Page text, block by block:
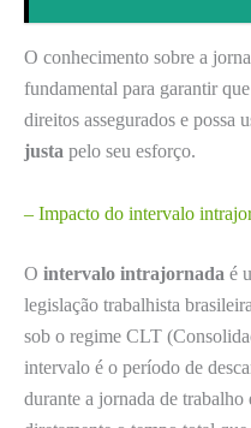
O conhecimento sobre a
fundamental para garantir
direitos assegurados e possa
justa pelo seu esforço.
– Impacto do intervalo
O intervalo intrajornada é
legislação trabalhista
sob o regime CLT
intervalo é o período de
durante a jornada de